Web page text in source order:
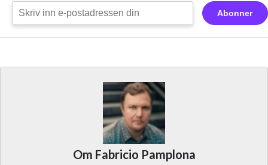
Abonner
Om Fabricio Pamplona